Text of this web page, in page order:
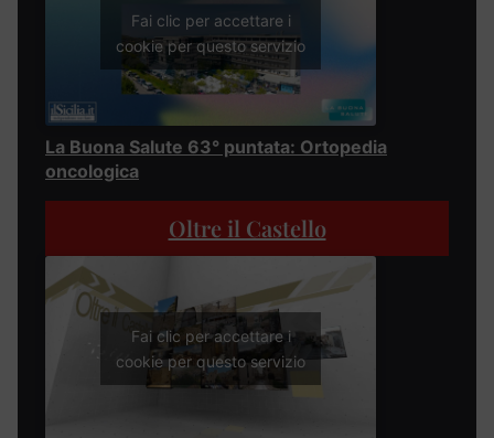
Fai clic per accettare i
cookie per questo servizio
La Buona Salute 63° puntata: Ortopedia
oncologica
Oltre il Castello
Fai clic per accettare i
cookie per questo servizio